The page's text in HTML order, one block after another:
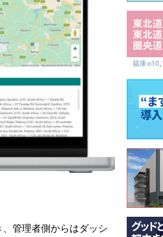
管理者側からはダッシ